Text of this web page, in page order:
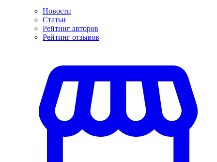
Новости
Статьи
Рейтинг авторов
Рейтинг отзывов